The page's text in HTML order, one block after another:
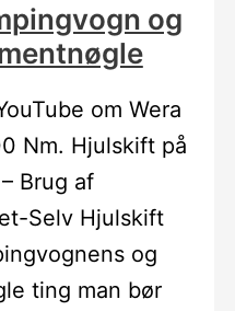
og
om Wera
Nm. Hjulskift på
Brug af
Selv Hjulskift
og
ting man bør